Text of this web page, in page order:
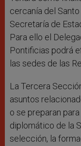
cercanía del
Secretaría de
Para ello el
Pontificias podrá
las sedes de las
La Tercera
asuntos
o se preparan
diplomático de la
selección, la